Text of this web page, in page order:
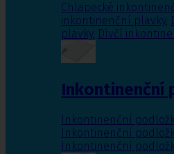
Chlapecké
inkontinenční plavky,
plavky, Dívčí
Inkontinenční
Inkontinenční
Inkontinenční
Inkontinenční